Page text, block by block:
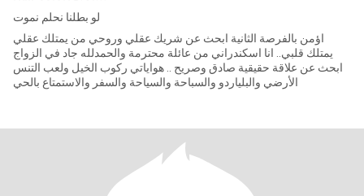
لو بطلنا نحلم نموت
اؤمن بالفرصة الثانية ابحث عن شريك عقلي وروحي من يمتلك عقلي
يمتلك قلبي.. انا اسكندراني من عائلة محترمة والحمدلله جاد في الزواج
ابحث عن علاقة حقيقية صادق وصريح .. هواياتي ركوب الخيل ولعب التنس
الأرضي والبلياردو والسباحة والسياحة والسفر والاستمتاع بالحي